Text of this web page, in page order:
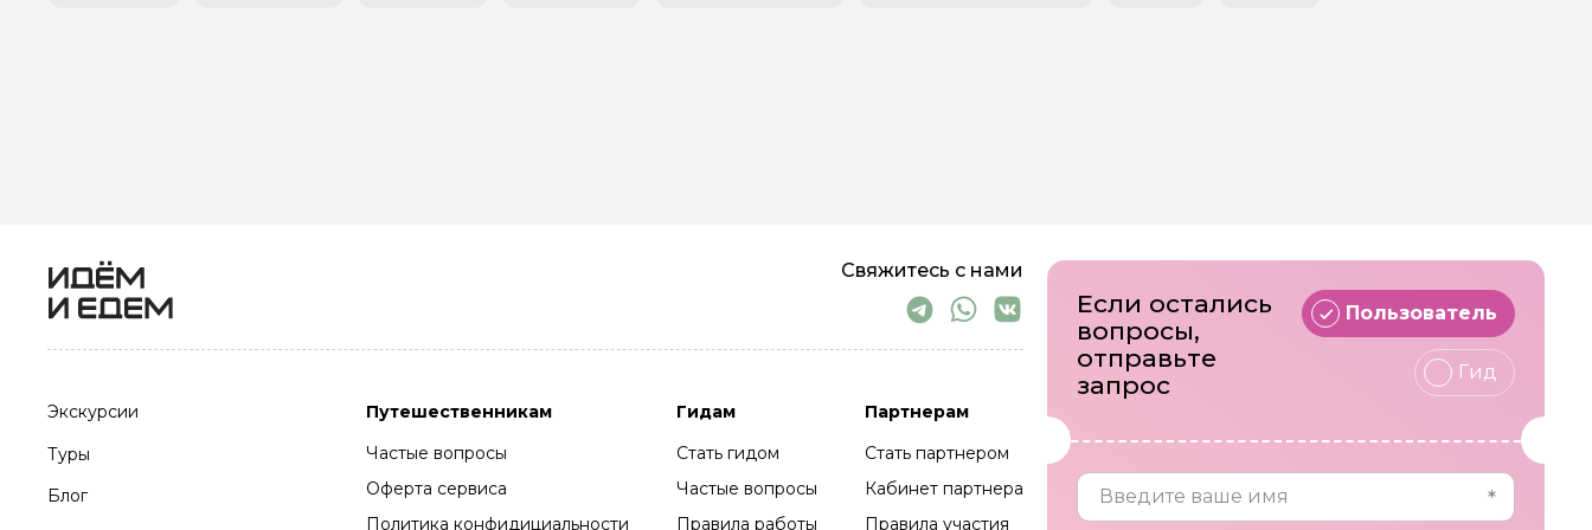
Свяжитесь с нами
Экскурсии
Туры
Блог
Путешественникам
Частые вопросы
Оферта сервиса
Политика конфидициальности
Гидам
Стать гидом
Частые вопросы
Правила работы
Партнерам
Стать партнером
Кабинет партнера
Правила участия
Если остались
вопросы,
отправьте
запрос
Пользователь
Гид